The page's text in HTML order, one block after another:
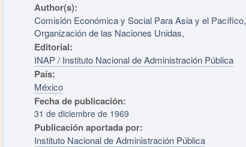
Author(s):
Comisión Económica y Social Para Asia y el Pacífico,
Organización de las Naciones Unidas,
Editorial:
INAP / Instituto Nacional de Administración Pública
País:
México
Fecha de publicación:
31 de diciembre de 1969
Publicación aportada por:
Instituto Nacional de Administración Pública